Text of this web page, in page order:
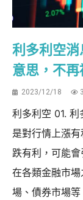
利多利空
意思，不再
2023/12/18
利多利空 01.
是對行情上漲
跌有利，可能
在各類金融市
場、債券市場